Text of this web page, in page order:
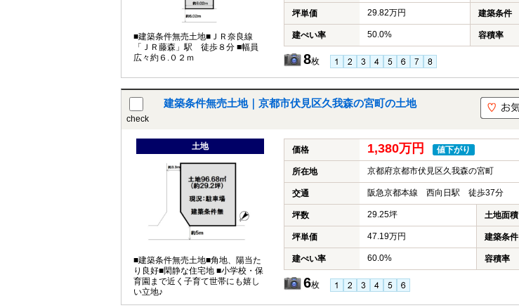
■建築条件無売土地■ＪＲ奈良線
「ＪＲ藤森」駅 徒歩８分 ■幅員
広々約６.０２ｍ
坪単価 29.82万円 建築条件
建ぺい率 50.0% 容積率
8枚
check
建築条件無売土地｜京都市伏見区久我森の宮町の土地
土地
■建築条件無売土地■角地、陽当た
り良好■閑静な住宅地 ■小学校・保
育園まで近く子育て世帯にも嬉し
い立地♪
価格 1,380万円 値下がり
所在地 京都府京都市伏見区久我森の宮町
交通 阪急京都本線 西向日駅 徒歩37分
坪数 29.25坪 土地面積
坪単価 47.19万円 建築条件
建ぺい率 60.0% 容積率
6枚